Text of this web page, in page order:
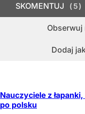
Obserwuj
Dodaj
SKOMENTUJ 5
Nauczyciele z
po polsku